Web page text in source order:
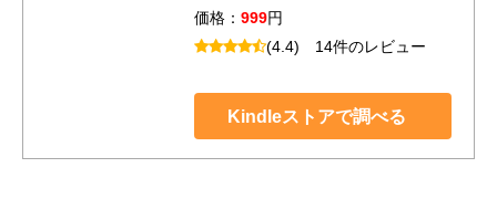
価格： 999円
(4.4) 14件のレビュー
Kindleストアで調べる